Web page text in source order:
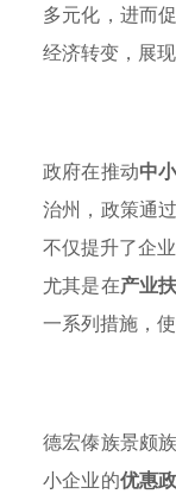
多元化，进而
经济转变，展
政府在推动中
治州，政策通
不仅提升了企
尤其是在产业
一系列措施，
德宏傣族景颇
小企业的优惠